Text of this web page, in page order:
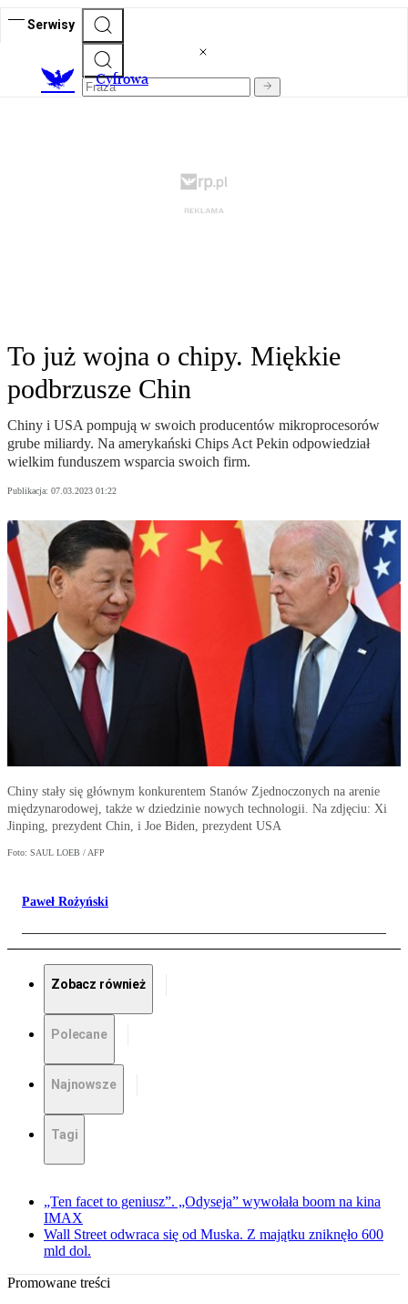
Serwisy
Cyfrowa
To już wojna o chipy. Miękkie
podbrzusze Chin
Chiny i USA pompują w swoich producentów mikroprocesorów
grube miliardy. Na amerykański Chips Act Pekin odpowiedział
wielkim funduszem wsparcia swoich firm.
Publikacja: 07.03.2023 01:22
Chiny stały się głównym konkurentem Stanów Zjednoczonych na arenie
międzynarodowej, także w dziedzinie nowych technologii. Na zdjęciu: Xi
Jinping, prezydent Chin, i Joe Biden, prezydent USA
Foto: SAUL LOEB / AFP
Paweł Rożyński
Zobacz również
Polecane
Najnowsze
Tagi
„Ten facet to geniusz”. „Odyseja” wywołała boom na kina
IMAX
Wall Street odwraca się od Muska. Z majątku zniknęło 600
mld dol.
Promowane treści